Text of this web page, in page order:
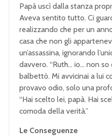
Papà uscì dalla stanza
Aveva sentito tutto. Ci
realizzando che per un
casa che non gli
un’assassina, ignorando
davvero. “Ruth… io… non
balbettò. Mi avvicinai a lui
provavo odio, solo una
“Hai scelto lei, papà. Hai
comoda della verità.”
Le Conseguenze